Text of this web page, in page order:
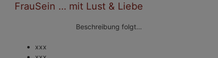
FrauSein … mit Lust & Liebe
Beschreibung folgt…
xxx